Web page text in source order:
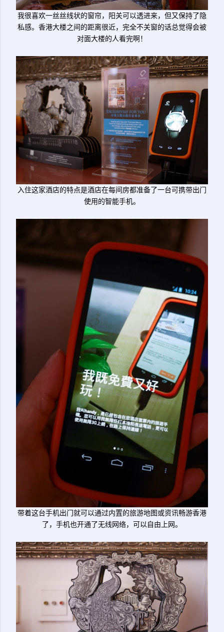
我很喜欢一丝丝线状的窗帘，阳关可以透进来，但又保持了隐
私感。香港大楼之间的距离很近，完全不关窗的话总觉得会被
对面大楼的人看完啊！
入住这家酒店的特点是酒店在每间房都准备了一台可携带出门
使用的智能手机。
带着这台手机出门就可以通过内置的旅游地图或资讯畅游香港
了，手机也开通了无线网络，可以自由上网。